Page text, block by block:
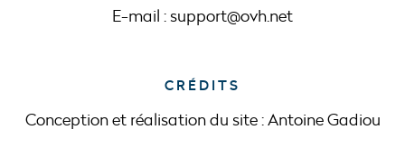
E-mail : support@ovh.net
CRÉDITS
Conception et réalisation du site : Antoine Gadiou